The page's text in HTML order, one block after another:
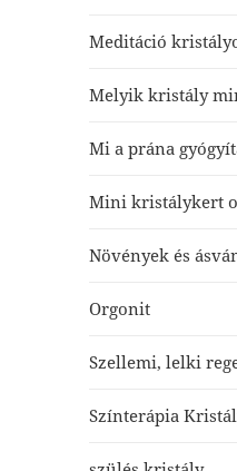
Meditáció
Melyik kristály
Mi a prána
Mini kristálykert
Növények és
Orgonit
Szellemi, lelki
Színterápia